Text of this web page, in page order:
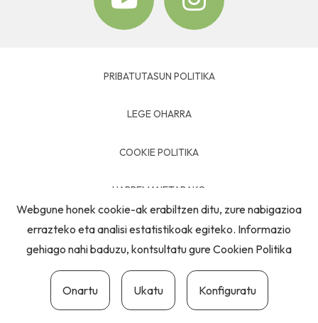
PRIBATUTASUN POLITIKA
LEGE OHARRA
COOKIE POLITIKA
HARREMANETARAKO
Webgune honek cookie-ak erabiltzen ditu, zure nabigazioa
errazteko eta analisi estatistikoak egiteko. Informazio
gehiago nahi baduzu, kontsultatu gureCookien Politika
Onartu Ukatu Konfiguratu